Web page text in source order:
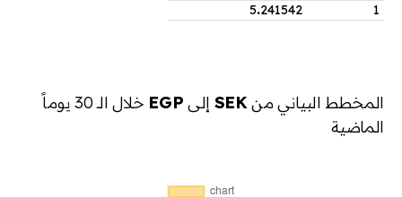
1
5.241542
المخطط البياني منSEK إلى EGP
خلال الـ 30 يوماً
الماضية